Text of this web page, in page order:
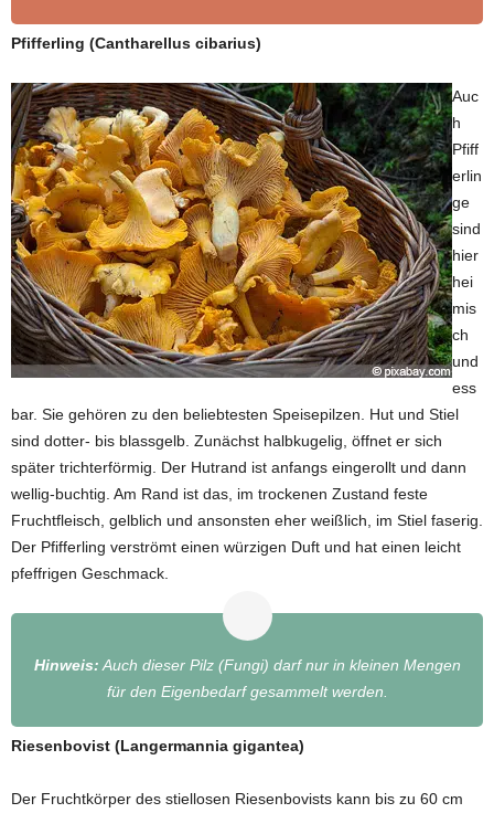
Pfifferling (Cantharellus cibarius)
Auc
h
Pfiff
erlin
ge
sind
hier
hei
mis
ch
und
ess
bar. Sie gehören zu den beliebtesten Speisepilzen. Hut und Stiel
sind dotter- bis blassgelb. Zunächst halbkugelig, öffnet er sich
später trichterförmig. Der Hutrand ist anfangs eingerollt und dann
wellig-buchtig. Am Rand ist das, im trockenen Zustand feste
Fruchtfleisch, gelblich und ansonsten eher weißlich, im Stiel faserig.
Der Pfifferling verströmt einen würzigen Duft und hat einen leicht
pfeffrigen Geschmack.
Hinweis:Auch dieser Pilz (Fungi) darf nur in kleinen Mengen
für den Eigenbedarf gesammelt werden.
Riesenbovist (Langermannia gigantea)
Der Fruchtkörper des stiellosen Riesenbovists kann bis zu 60 cm